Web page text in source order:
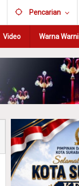
Pencarian
Video Warna Warni